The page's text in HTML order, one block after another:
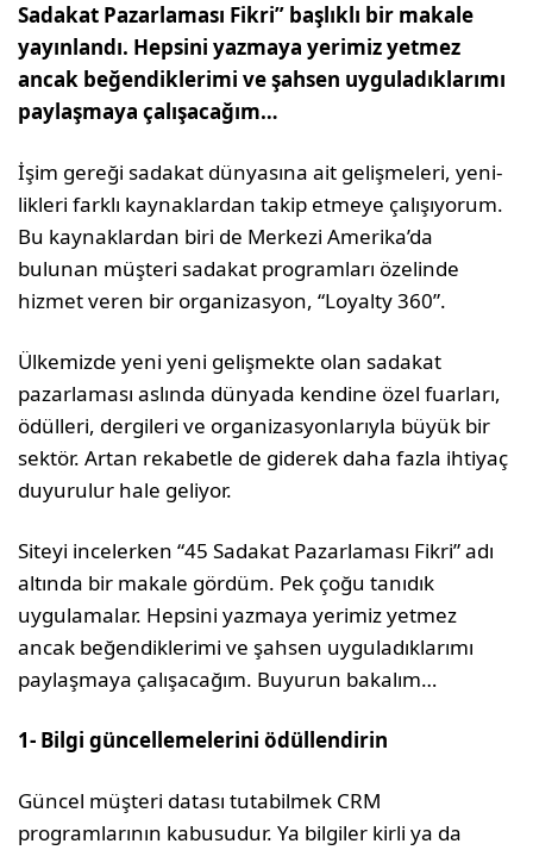
Sadakat Pazarlaması Fikri” başlıklı bir makale
yayınlandı. Hepsini yazmaya yerimiz yetmez
ancak beğendiklerimi ve şahsen uyguladıklarımı
paylaşmaya çalışacağım…
İşim gereği sadakat dünya­sına ait gelişmeleri, yeni­
likleri farklı kaynaklardan takip etmeye çalışıyorum.
Bu kaynaklardan biri de Merkezi Amerika’da
bulunan müşteri sada­kat programları özelinde
hizmet veren bir organizasyon, “Loyalty 360”.
Ülkemizde yeni yeni gelişmekte olan sada­kat
pazarlaması aslında dünyada kendine özel fuarları,
ödülleri, dergileri ve organi­zasyonlarıyla büyük bir
sektör. Artan reka­betle de giderek daha fazla ihtiyaç
duyuru­lur hale geliyor.
Siteyi incelerken “45 Sadakat Pazarlaması Fikri” adı
altında bir makale gördüm. Pek çoğu tanıdık
uygulamalar. Hepsini yazma­ya yerimiz yetmez
ancak beğendiklerimi ve şahsen uyguladıklarımı
paylaşmaya çalışa­cağım. Buyurun bakalım…
1- Bilgi güncellemelerini ödüllendirin
Güncel müşteri datası tutabilmek CRM
programlarının kabusudur. Ya bilgiler kirli ya da